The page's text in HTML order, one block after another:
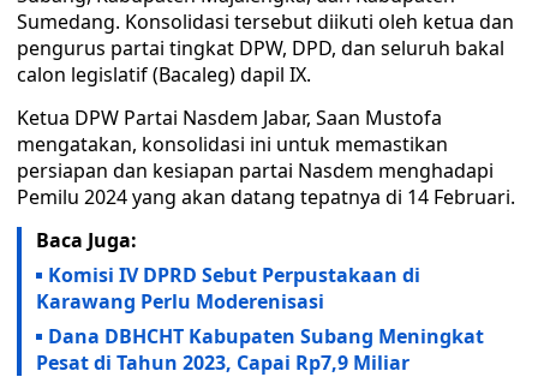
Sumedang. Konsolidasi tersebut diikuti oleh ketua dan
pengurus partai tingkat DPW, DPD, dan seluruh bakal
calon legislatif (Bacaleg) dapil IX.
Ketua DPW Partai Nasdem Jabar, Saan Mustofa
mengatakan, konsolidasi ini untuk memastikan
persiapan dan kesiapan partai Nasdem menghadapi
Pemilu 2024 yang akan datang tepatnya di 14 Februari.
Baca Juga:
Komisi IV DPRD Sebut Perpustakaan di
Karawang Perlu Moderenisasi
Dana DBHCHT Kabupaten Subang Meningkat
Pesat di Tahun 2023, Capai Rp7,9 Miliar